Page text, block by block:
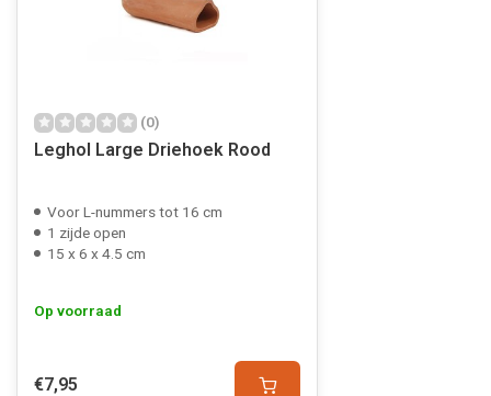
(0)
Leghol Large Driehoek Rood
Voor L-nummers tot 16 cm
1 zijde open
15 x 6 x 4.5 cm
Op voorraad
€7,95